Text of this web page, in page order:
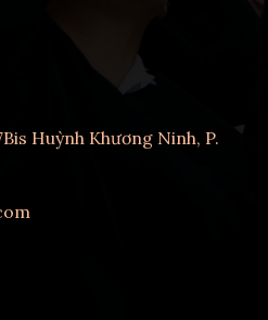
Huỳnh Khương Ninh, P.